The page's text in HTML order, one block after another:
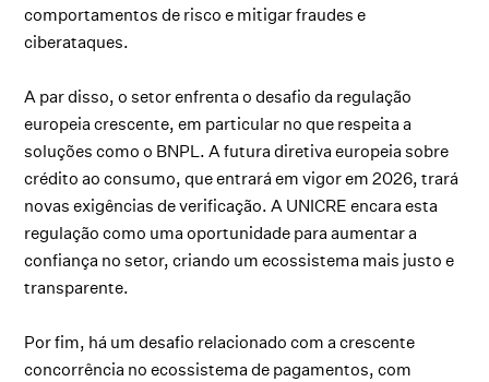
comportamentos de risco e mitigar fraudes e
ciberataques.
A par disso, o setor enfrenta o desafio da regulação
europeia crescente, em particular no que respeita a
soluções como o BNPL. A futura diretiva europeia sobre
crédito ao consumo, que entrará em vigor em 2026, trará
novas exigências de verificação. A UNICRE encara esta
regulação como uma oportunidade para aumentar a
confiança no setor, criando um ecossistema mais justo e
transparente.
Por fim, há um desafio relacionado com a crescente
concorrência no ecossistema de pagamentos, com